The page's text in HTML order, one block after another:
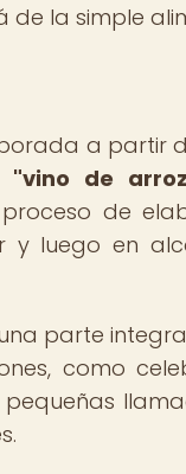
la simple
a partir
"vino de
proceso de
y luego en
parte
como